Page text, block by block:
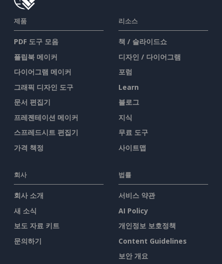
제품
PDF 도구 모음
플립북 메이커
다이어그램 메이커
그래픽 디자인 도구
문서 편집기
프레젠테이션 메이커
스프레드시트 편집기
가격 책정
리소스
책 / 슬라이드쇼
디자인 / 다이어그램
포럼
Learn
블로그
지식
무료 도구
사이트맵
회사
회사 소개
새 소식
보도 자료 키트
문의하기
법률
서비스 약관
AI Policy
개인정보 보호정책
Content Guidelines
보안 개요